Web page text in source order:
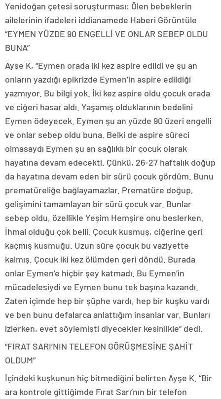
Yenidoğan çetesi soruşturması: Ölen bebeklerin
ailelerinin ifadeleri iddianamede Haberi Görüntüle
“EYMEN YÜZDE 90 ENGELLİ VE ONLAR SEBEP OLDU
BUNA”
Ayşe K, “Eymen orada iki kez aspire edildi ve şu an
onların yazdığı epikrizde Eymen’in aspire edildiği
yazmıyor. Bu bilgi yok. İki kez aspire oldu çocuk orada
ve ciğeri hasar aldı. Yaşamış olduklarının bedelini
Eymen ödeyecek. Eymen şu an yüzde 90 üzeri engelli
ve onlar sebep oldu buna. Belki de aspire süreci
olmasaydı Eymen şu an sağlıklı bir çocuk olarak
hayatına devam edecekti. Çünkü, 26-27 haftalık doğup
da hayatına devam eden bir sürü çocuk gördüm. Bunu
prematüreliğe bağlayamazlar. Prematüre doğup,
gelişimini tamamlayan bir sürü çocuk var. Bunlar
sebep oldu, özellikle Yeşim Hemşire onu beslerken.
İhmal olduğu çok belli. Çocuk kusmuş, ciğerine geri
kaçmış kusmuğu. Uzun süre çocuk bu vaziyette
kalmış. Çocuk iki kez ölümden geri döndü. Burada
onlar Eymen’e hiçbir şey katmadı. Bu Eymen’in
mücadelesiydi ve Eymen bunu tek başına kazandı.
Zaten içimde hep bir şüphe vardı, hep bir kuşku vardı
ve ben bunu defalarca anlattığım insanlar var. Bunları
izlerken, evet söylemişti diyecekler kesinlikle” dedi.
“FIRAT SARI’NIN TELEFON GÖRÜŞMESİNE ŞAHİT
OLDUM”
İçindeki kuşkunun hiç bitmediğini belirten Ayşe K. “Bir
ara kontrole gittiğimde Fırat Sarı’nın bir telefon